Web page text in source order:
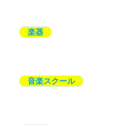
楽器
音楽スクール